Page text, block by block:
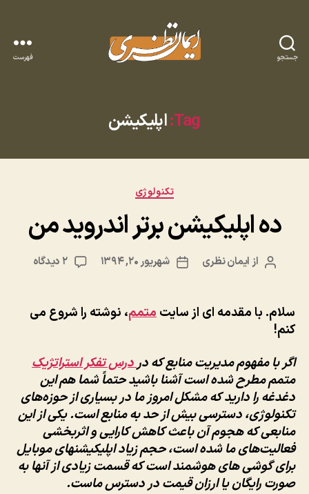
جستجو فهرست
Tag: اپلیکیشن
دسته‌ها
تکنولوژی
ده اپلیکیشن برتر اندروید من
نویسنده
ازایمان نظری
تاریخشهریور ۲۰, ۱۳۹۴ ۲ دیدگاه
اندروید
سلام. با مقدمه ای از سایتمتمم، نوشته را شروع می
کنم!
اگر با مفهوم مدیریت منابع که دردرس تفکر استراتژیک
متمم مطرح شده است آشنا باشید حتماً شما هم این
دغدغه را دارید که مشکل امروز ما در بسیاری از حوزه‌های
تکنولوژی، دسترسی بیش از حد به منابع است. یکی از این
منابعی که هجوم آن باعث کاهش کارایی و اثربخشی
فعالیت‌های ما شده است، حجم زیاد اپلیکیشنهای موبایل
برای گوشی های هوشمند است که قسمت زیادی از آنها به
صورت رایگان یا ارزان قیمت در دسترس ماست.